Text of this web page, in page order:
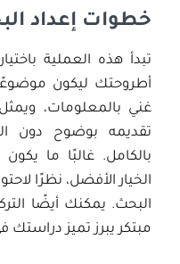
خطوات إعداد
تبدأ هذه العملية
أطروحتك ليكون
غني بالمعلومات،
تقديمه بوضوح دون
بالكامل. غالبًا ما
الخيار الأفضل، نظرًا
البحث. يمكنك أيضًا
مبتكر يبرز تميز